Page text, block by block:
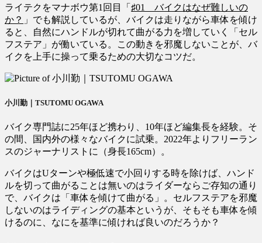
ライテクをマナボウ第1回目「 ♯01 バイクはなぜ難しいの
か？ 」でも解説しているが、バイクは走りながら車体を傾け
ると、自然にハンドルが切れて曲がる力を増していく「セル
フステア」が働いている。この動きを邪魔しないことが、バ
イクを上手に操って乗るための大切なコツだ。
小川勤｜TSUTOMU OGAWA
バイク専門誌に25年ほど携わり、10年ほど編集長を経験。そ
の間、国内外の様々なバイクに試乗。2022年よりフリーラン
スのジャーナリストに（身長165cm）。
バイクはUターンや極低速で小回りする時を除けば、ハンド
ルを切って曲がることは無いのはライダーならご存知の通り
で、バイクは「車体を傾けて曲がる」。セルフステアを邪魔
しないのはライディングの基本というが、そもそも車体を傾
けるのに、なにを基準に傾ければ良いのだろうか？